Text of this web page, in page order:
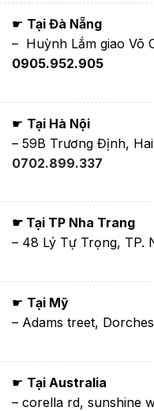
☛ Tại Đà Nẵng
– Huỳnh Lắm giao Võ
0905.952.905
☛ Tại Hà Nội
– 59B Trương Định,
0702.899.337
☛ Tại TP Nha Trang
– 48 Lý Tự Trọng, TP.
☛ Tại Mỹ
– Adams treet,
☛ Tại Australia
– corella rd, sunshine